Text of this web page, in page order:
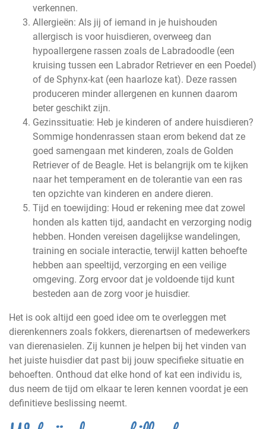
verkennen.
Allergieën: Als jij of iemand in je huishouden
allergisch is voor huisdieren, overweeg dan
hypoallergene rassen zoals de Labradoodle (een
kruising tussen een Labrador Retriever en een Poedel)
of de Sphynx-kat (een haarloze kat). Deze rassen
produceren minder allergenen en kunnen daarom
beter geschikt zijn.
Gezinssituatie: Heb je kinderen of andere huisdieren?
Sommige hondenrassen staan erom bekend dat ze
goed samengaan met kinderen, zoals de Golden
Retriever of de Beagle. Het is belangrijk om te kijken
naar het temperament en de tolerantie van een ras
ten opzichte van kinderen en andere dieren.
Tijd en toewijding: Houd er rekening mee dat zowel
honden als katten tijd, aandacht en verzorging nodig
hebben. Honden vereisen dagelijkse wandelingen,
training en sociale interactie, terwijl katten behoefte
hebben aan speeltijd, verzorging en een veilige
omgeving. Zorg ervoor dat je voldoende tijd kunt
besteden aan de zorg voor je huisdier.
Het is ook altijd een goed idee om te overleggen met
dierenkenners zoals fokkers, dierenartsen of medewerkers
van dierenasielen. Zij kunnen je helpen bij het vinden van
het juiste huisdier dat past bij jouw specifieke situatie en
behoeften. Onthoud dat elke hond of kat een individu is,
dus neem de tijd om elkaar te leren kennen voordat je een
definitieve beslissing neemt.